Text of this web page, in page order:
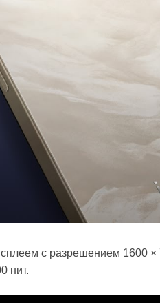
с разрешением 1600 ×
нит.